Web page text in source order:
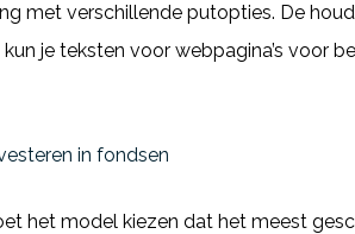
met verschillende putopties. De
je teksten voor webpagina’s voor
in fondsen
het model kiezen dat het meest